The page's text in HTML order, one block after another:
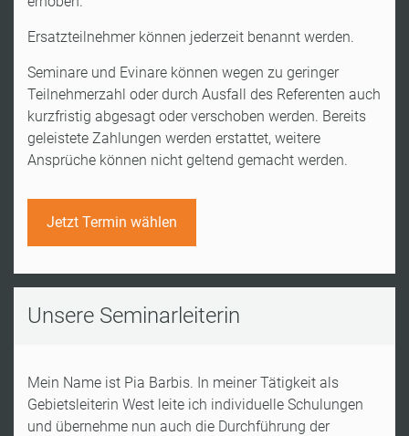
Ersatzteilnehmer können jederzeit benannt werden.
Seminare und Evinare können wegen zu geringer
Teilnehmerzahl oder durch Ausfall des Referenten auch
kurzfristig abgesagt oder verschoben werden. Bereits
geleistete Zahlungen werden erstattet, weitere
Ansprüche können nicht geltend gemacht werden.
Jetzt Termin wählen
Unsere Seminarleiterin
Mein Name ist Pia Barbis. In meiner Tätigkeit als
Gebietsleiterin West leite ich individuelle Schulungen
und übernehme nun auch die Durchführung der